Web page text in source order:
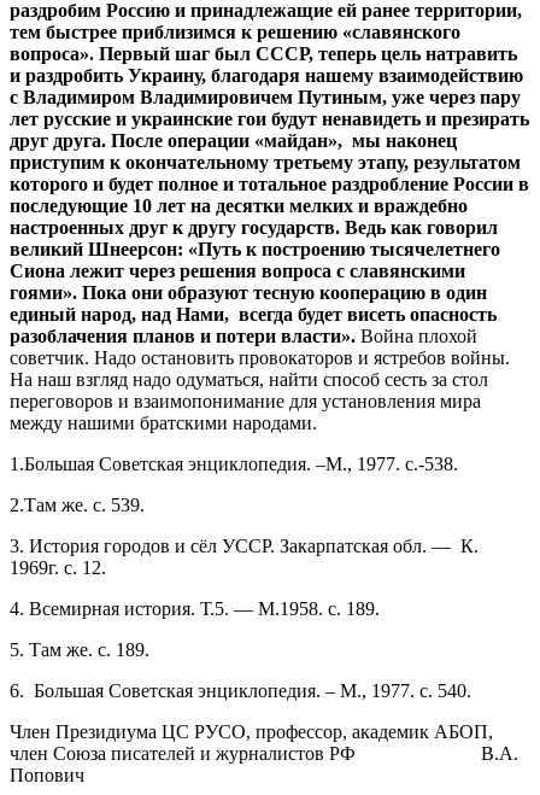
раздробим Россию и принадлежащие ей ранее территории,
тем быстрее приблизимся к решению «славянского
вопроса». Первый шаг был СССР, теперь цель натравить
и раздробить Украину, благодаря нашему взаимодействию
с Владимиром Владимировичем Путиным, уже через пару
лет русские и украинские гои будут ненавидеть и презирать
друг друга. После операции «майдан», мы наконец
приступим к окончательному третьему этапу, результатом
которого и будет полное и тотальное раздробление России в
последующие 10 лет на десятки мелких и враждебно
настроенных друг к другу государств. Ведь как говорил
великий Шнеерсон: «Путь к построению тысячелетнего
Сиона лежит через решения вопроса с славянскими
гоями». Пока они образуют тесную кооперацию в один
единый народ, над Нами, всегда будет висеть опасность
разоблачения планов и потери власти». Война плохой
советчик. Надо остановить провокаторов и ястребов войны.
На наш взгляд надо одуматься, найти способ сесть за стол
переговоров и взаимопонимание для установления мира
между нашими братскими народами.
1.Большая Советская энциклопедия. –М., 1977. с.-538.
2.Там же. с. 539.
3. История городов и сёл УССР. Закарпатская обл. — К.
1969г. с. 12.
4. Всемирная история. Т.5. — М.1958. с. 189.
5. Там же. с. 189.
6. Большая Советская энциклопедия. – М., 1977. с. 540.
Член Президиума ЦС РУСО, профессор, академик АБОП,
член Союза писателей и журналистов РФ В.А.
Попович